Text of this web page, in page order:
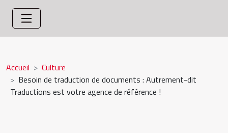
Accueil
Culture
Besoin de traduction de documents : Autrement-dit
Traductions est votre agence de référence !